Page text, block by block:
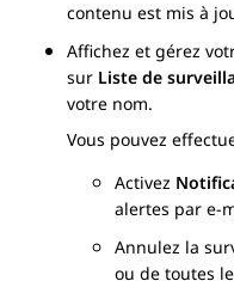
contenu est mis à
Affichez et gérez
sur Liste de
votre nom.
Vous pouvez
Activez
alertes par e-
Annulez la
ou de toutes